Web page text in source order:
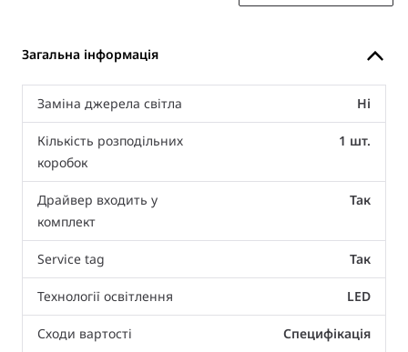
Загальна інформація
Заміна джерела світла Ні
Кількість розподільних
коробок
1 шт.
Драйвер входить у
комплект
Так
Service tag Так
Технології освітлення LED
Сходи вартості Специфікація